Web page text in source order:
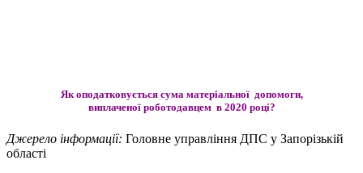
Як оподатковується сума матеріальної допомоги,
виплаченої роботодавцем в 2020 році?
Джерело інформації: Головне управління ДПС у Запорізькій
області